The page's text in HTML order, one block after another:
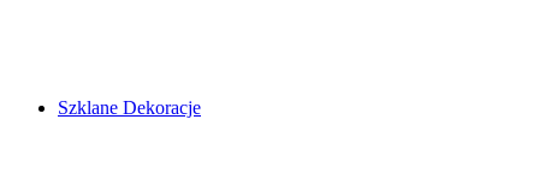
Szklane Dekoracje